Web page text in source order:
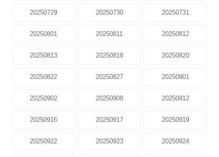
20250729 20250730 20250731
20250801 20250811 20250812
20250813 20250818 20250820
20250822 20250827 20250901
20250902 20250908 20250912
20250916 20250917 20250919
20250922 20250923 20250924